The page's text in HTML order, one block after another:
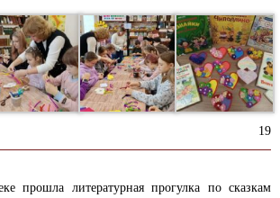
19
прошла литературная прогулка по сказкам